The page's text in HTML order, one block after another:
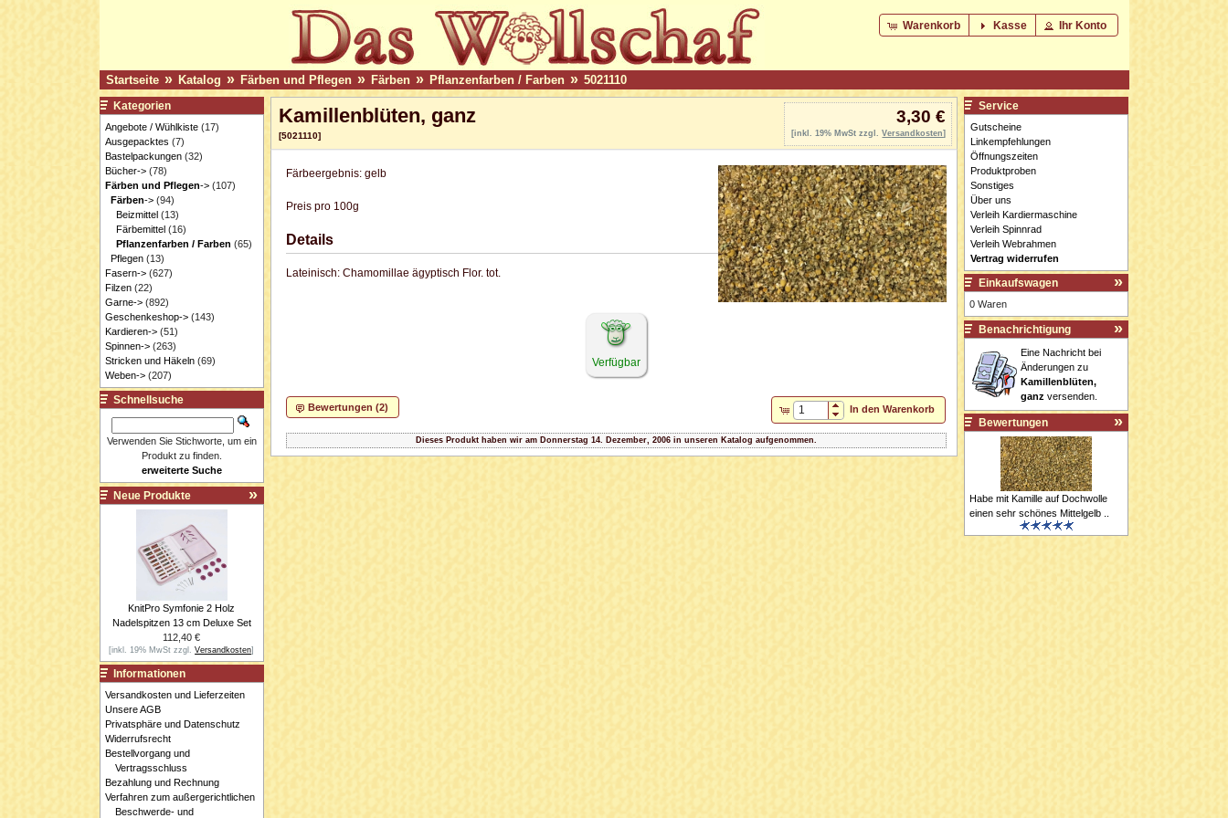
Warenkorb Kasse Ihr Konto
Startseite » Katalog » Färben und Pflegen » Färben » Pflanzenfarben / Farben » 5021110
Kamillenblüten, ganz
[5021110]
3,30 €
[inkl. 19% MwSt zzgl.Versandkosten]
Färbeergebnis: gelb
Preis pro 100g
Details
Lateinisch: Chamomillae ägyptisch Flor. tot.
Verfügbar
In den Warenkorb
Bewertungen (2)
Dieses Produkt haben wir am Donnerstag 14. Dezember, 2006 in unseren Katalog aufgenommen.
Kategorien
Angebote / Wühlkiste(17)
Ausgepacktes (7)
Bastelpackungen(32)
Bücher->(78)
Färben und Pflegen->(107)
Färben->(94)
Beizmittel(13)
Färbemittel(16)
Pflanzenfarben / Farben (65)
Pflegen(13)
Fasern->(627)
Filzen(22)
Garne->(892)
Geschenkeshop->(143)
Kardieren->(51)
Spinnen->(263)
Stricken und Häkeln(69)
Weben->(207)
Schnellsuche
Verwenden Sie Stichworte, um ein
Produkt zu finden.
erweiterte Suche
Neue Produkte
KnitPro Symfonie 2 Holz
Nadelspitzen 13 cm Deluxe Set
112,40 €
[inkl. 19% MwSt zzgl.Versandkosten]
Informationen
Versandkosten und Lieferzeiten
Unsere AGB
Privatsphäre und Datenschutz
Widerrufsrecht
Bestellvorgang und
Vertragsschluss
Bezahlung und Rechnung
Verfahren zum außergerichtlichen
Beschwerde- und
Service
Gutscheine
Linkempfehlungen
Öffnungszeiten
Produktproben
Sonstiges
Über uns
Verleih Kardiermaschine
Verleih Spinnrad
Verleih Webrahmen
Vertrag widerrufen
Einkaufswagen
0 Waren
Benachrichtigung
Eine Nachricht bei
Änderungen zu
Kamillenblüten,
ganz versenden.
Bewertungen
Habe mit Kamille auf Dochwolle
einen sehr schönes Mittelgelb ..